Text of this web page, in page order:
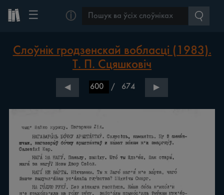
☰ ⓘ
Слоўнік гродзенскай вобласці (1983).
Т. П. Сцяшковіч
◀ / 674 ▶